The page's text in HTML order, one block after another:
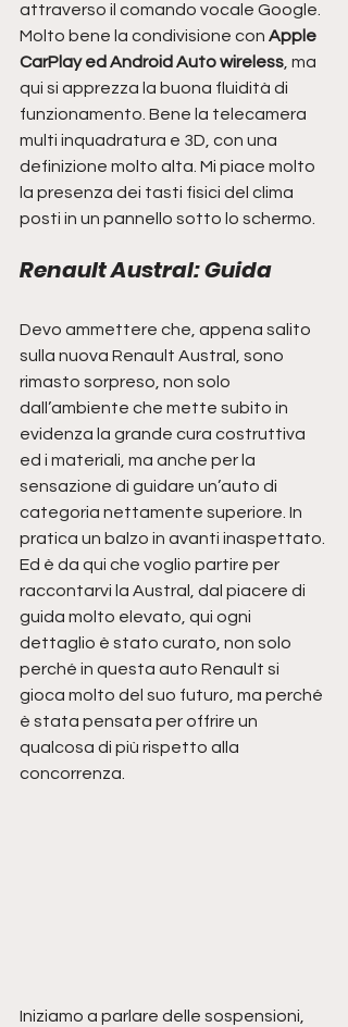
attraverso il comando vocale Google.
Molto bene la condivisione con Apple
CarPlay ed Android Auto wireless, ma
qui si apprezza la buona fluidità di
funzionamento. Bene la telecamera
multi inquadratura e 3D, con una
definizione molto alta. Mi piace molto
la presenza dei tasti fisici del clima
posti in un pannello sotto lo schermo.
Renault Austral: Guida
Devo ammettere che, appena salito
sulla nuova Renault Austral, sono
rimasto sorpreso, non solo
dall’ambiente che mette subito in
evidenza la grande cura costruttiva
ed i materiali, ma anche per la
sensazione di guidare un’auto di
categoria nettamente superiore. In
pratica un balzo in avanti inaspettato.
Ed è da qui che voglio partire per
raccontarvi la Austral, dal piacere di
guida molto elevato, qui ogni
dettaglio è stato curato, non solo
perché in questa auto Renault si
gioca molto del suo futuro, ma perché
è stata pensata per offrire un
qualcosa di più rispetto alla
concorrenza.
Iniziamo a parlare delle sospensioni,